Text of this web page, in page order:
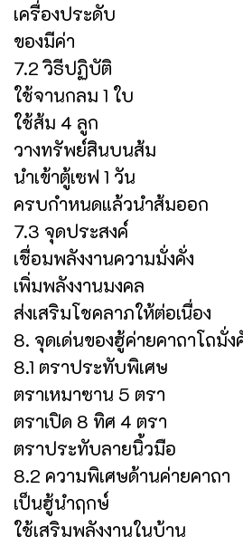
เครื่องประดับ
ของมีค่า
7.2 วิธีปฏิบัติ
ใช้จานกลม 1 ใบ
ใช้ส้ม 4 ลูก
วางทรัพย์สินบนส้ม
นำเข้าตู้เซฟ 1 วัน
ครบกำหนดแล้วนำส้มออก
7.3 จุดประสงค์
เชื่อมพลังงานความมั่งคั่ง
เพิ่มพลังงานมงคล
ส่งเสริมโชคลาภให้ต่อเนื่อง
8. จุดเด่นของฮู้ค่ายคาถาโถมั่ง
8.1 ตราประทับพิเศษ
ตราเหมาซาน 5 ตรา
ตราเปิด 8 ทิศ 4 ตรา
ตราประทับลายนิ้วมือ
8.2 ความพิเศษด้านค่ายคาถา
เป็นฮู้นำฤกษ์
ใช้เสริมพลังงานในบ้าน